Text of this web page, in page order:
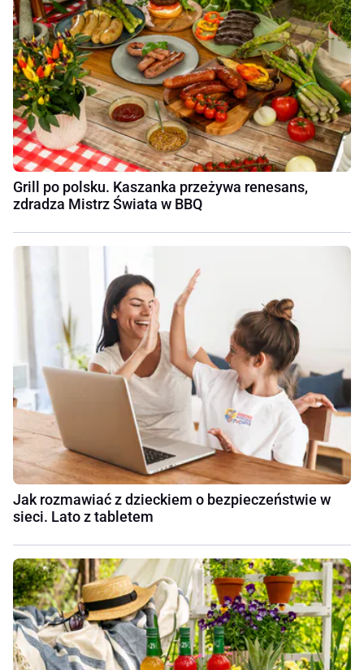
Grill po polsku. Kaszanka przeżywa renesans,
zdradza Mistrz Świata w BBQ
Jak rozmawiać z dzieckiem o bezpieczeństwie w
sieci. Lato z tabletem